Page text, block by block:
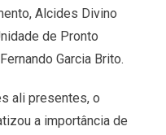
Alcides Divino
de Pronto
Garcia Brito.
ali presentes, o
a importância de